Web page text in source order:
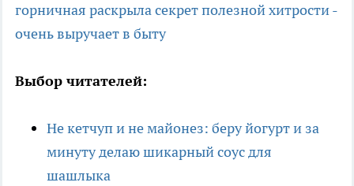
горничная раскрыла секрет полезной хитрости -
очень выручает в быту
Выбор читателей:
Не кетчуп и не майонез: беру йогурт и за
минуту делаю шикарный соус для
шашлыка